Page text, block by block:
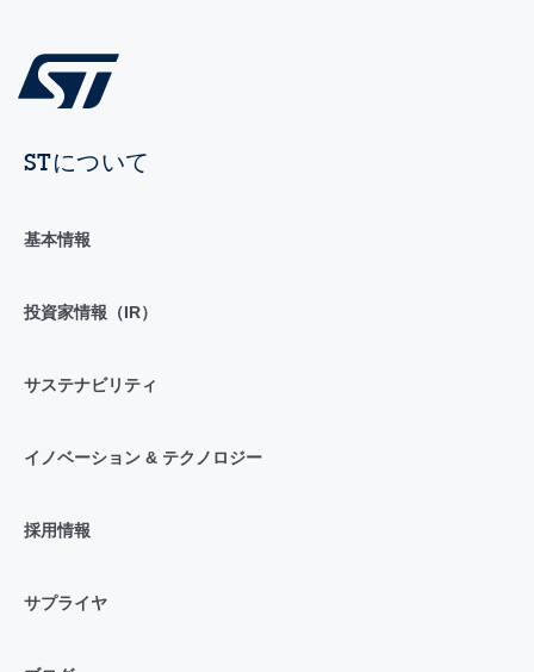
STについて
基本情報
投資家情報（IR）
サステナビリティ
イノベーション & テクノロジー
採用情報
サプライヤ